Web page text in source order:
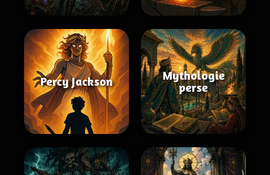
Percy Jackson
Mythologie
perse